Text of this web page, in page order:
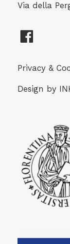
Via della
Privacy &
Design by